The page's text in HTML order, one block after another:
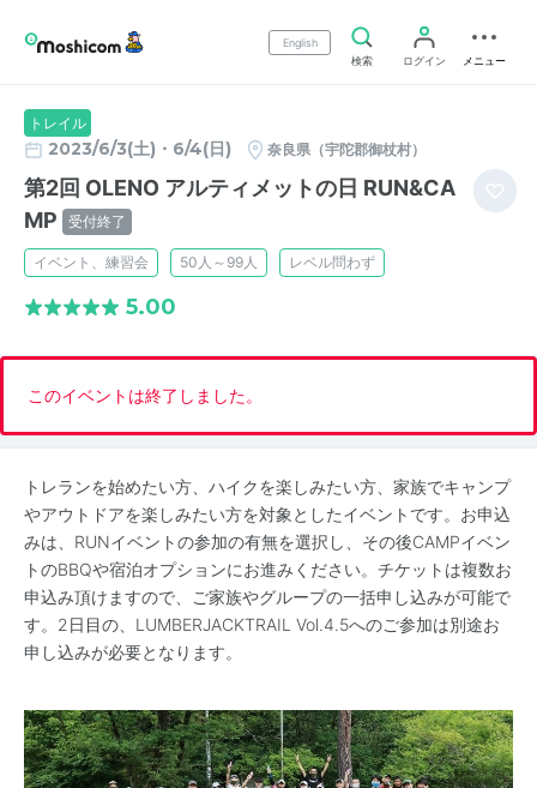
English
検索
ログイン メニュー
トレイル
2023/6/3(土)・6/4(日) 奈良県（宇陀郡御杖村）
第2回 OLENO アルティメットの日 RUN&CA
MP
受付終了
イベント、練習会 50人～99人 レベル問わず
5.00
このイベントは終了しました。
トレランを始めたい方、ハイクを楽しみたい方、家族でキャンプ
やアウトドアを楽しみたい方を対象としたイベントです。お申込
みは、RUNイベントの参加の有無を選択し、その後CAMPイベン
トのBBQや宿泊オプションにお進みください。チケットは複数お
申込み頂けますので、ご家族やグループの一括申し込みが可能で
す。2日目の、LUMBERJACKTRAIL Vol.4.5へのご参加は別途お
申し込みが必要となります。